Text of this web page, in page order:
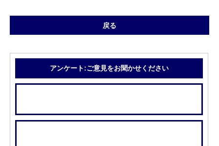
戻る
アンケート:ご意見をお聞かせください